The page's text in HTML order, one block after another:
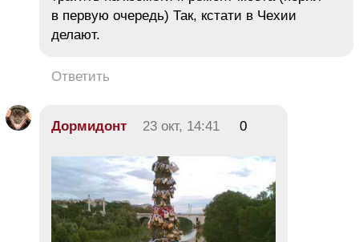
в первую очередь) Так, кстати в Чехии
делают.
Ответить
Дормидонт 23 окт, 14:41 0